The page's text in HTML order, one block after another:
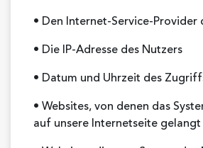
• Den Internet-Service-Provider
• Die IP-Adresse des Nutzers
• Datum und Uhrzeit des
• Websites, von denen das
auf unsere Internetseite gelangt